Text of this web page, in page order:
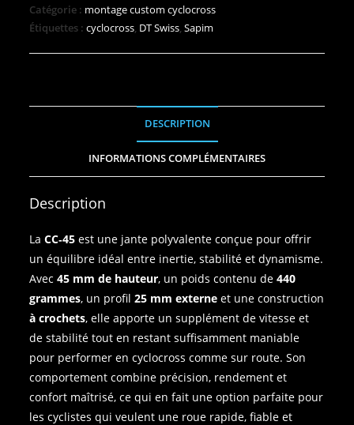
Catégorie : montage custom cyclocross
Étiquettes :cyclocross, DT Swiss,Sapim
DESCRIPTION
INFORMATIONS COMPLÉMENTAIRES
Description
LaCC‑45 est une jante polyvalente conçue pour offrir
un équilibre idéal entre inertie, stabilité et dynamisme.
Avec45 mm de hauteur, un poids contenu de440
grammes, un profil25 mm externe et une construction
à crochets, elle apporte un supplément de vitesse et
de stabilité tout en restant suffisamment maniable
pour performer en cyclocross comme sur route. Son
comportement combine précision, rendement et
confort maîtrisé, ce qui en fait une option parfaite pour
les cyclistes qui veulent une roue rapide, fiable et